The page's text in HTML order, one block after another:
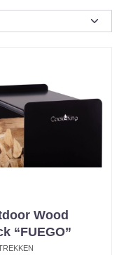
Wood
“FUEGO”